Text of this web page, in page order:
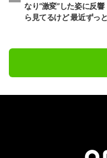
なり“激変”した姿に反
ら見てるけど 最近ずっ